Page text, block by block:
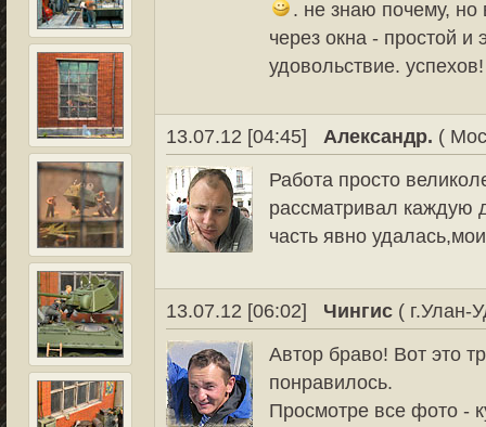
. не знаю почему,
через окна - простой
удовольствие. успехов!
13.07.12 [04:45] Александр. (
Работа просто
рассматривал каждую
часть явно
13.07.12 [06:02] Чингис ( г.Улан-
Автор браво! Вот это
понравилось.
Просмотре все фото -